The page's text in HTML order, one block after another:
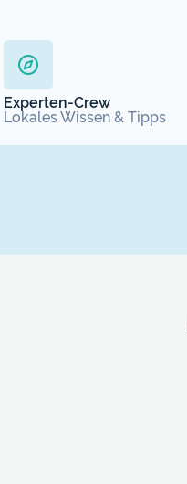
Experten-Crew
Lokales Wissen & Tipps